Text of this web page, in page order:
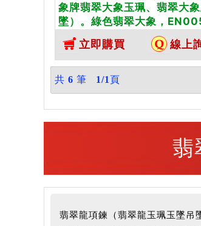
象牌翡翠大象玉珮、翡翠大
墜）。綠色翡翠大象，
製化訂做各種翡翠大象吊墜玉
鍊。★附東方翡翠寶石保證卡
立即購買 線上
共 6 筆 1/1 頁
翡
翡翠龍項鍊（翡翠龍玉珮玉墜吊